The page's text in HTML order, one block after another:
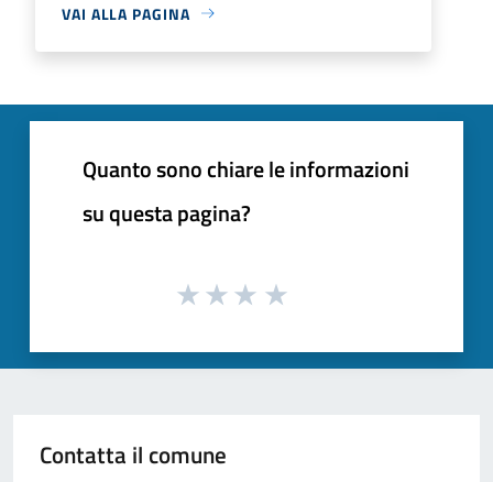
VAI ALLA PAGINA
Quanto sono chiare le informazioni
su questa pagina?
Contatta il comune